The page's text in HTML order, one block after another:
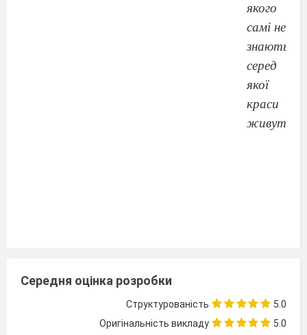
якого
самі не
знають,
серед
якої
краси
живуть...
З'ясувалося, що досі поблизу Бердичева,
Середня оцінка розробки
Структурованість
5.0
Оригінальність викладу
5.0